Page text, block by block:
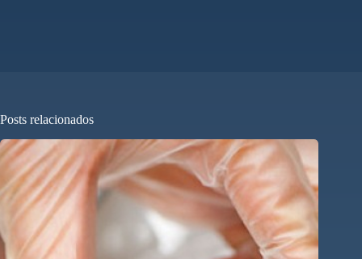
Posts relacionados